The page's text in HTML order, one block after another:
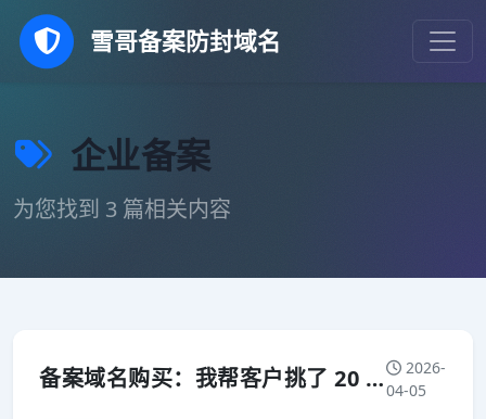
雪哥备案防封域名
企业备案
为您找到 3 篇相关内容
备案域名购买：我帮客户挑了 20 个域名，总结了这 5 条经验
2026-
04-05